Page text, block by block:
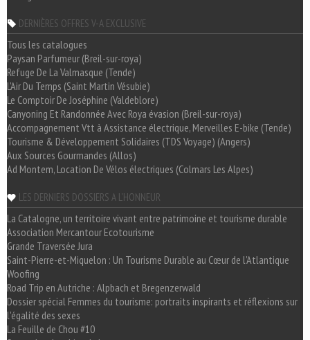
DERNIÈRES OFFRES V-A EXCLUSIVE
Tous les catalogues
Paysan Parfumeur (Breil-sur-roya)
Refuge De La Valmasque (Tende)
L'Air Du Temps (Saint Martin Vésubie)
Le Comptoir De Joséphine (Valdeblore)
Canyoning Et Randonnée Avec Roya évasion (Breil-sur-roya)
Accompagnement Vtt à Assistance électrique, Merveilles E-bike (Tende)
Tourisme & Développement Solidaires (TDS Voyage) (Angers)
Aux Sources Gourmandes (Allos)
Ad Montem, Location De Vélos électriques (Colmars Les Alpes)
LES DERNIERS DOSSIERS A L'HONNEUR
La Catalogne, un territoire vivant entre patrimoine et tourisme durable
Association Mercantour Ecotourisme
Grande Traversée Jura
Saint-Pierre-et-Miquelon : Un Tourisme Durable au Cœur de l'Atlantique
Woofing
Road Trip en Autriche : Alpbach et Bregenzerwald
Dossier spécial Femmes du tourisme: portraits inspirants et réflexions sur
l'égalité des sexes
La Feuille de Chou #10